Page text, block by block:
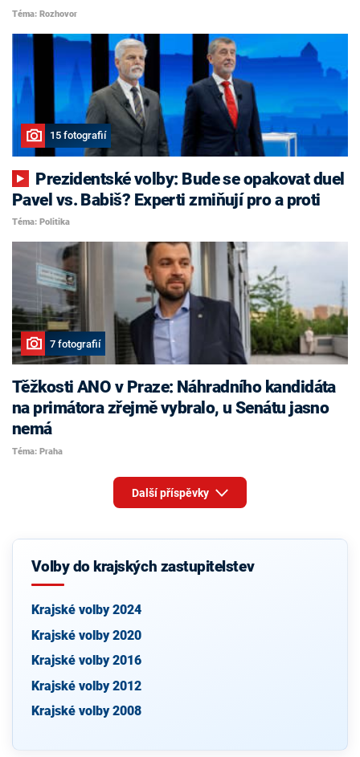
Téma: Rozhovor
15 fotografií
Pavel vs. Babiš? Experti zmiňují pro a proti
Téma: Politika
7 fotografií
Těžkosti ANO v Praze: Náhradního kandidáta
na primátora zřejmě vybralo, u Senátu jasno
nemá
Téma: Praha
Další příspěvky
Volby do krajských zastupitelstev
Krajské volby 2024
Krajské volby 2020
Krajské volby 2016
Krajské volby 2012
Krajské volby 2008